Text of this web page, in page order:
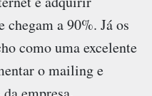
chegam a 90%. Já os
como uma excelente
o mailing e